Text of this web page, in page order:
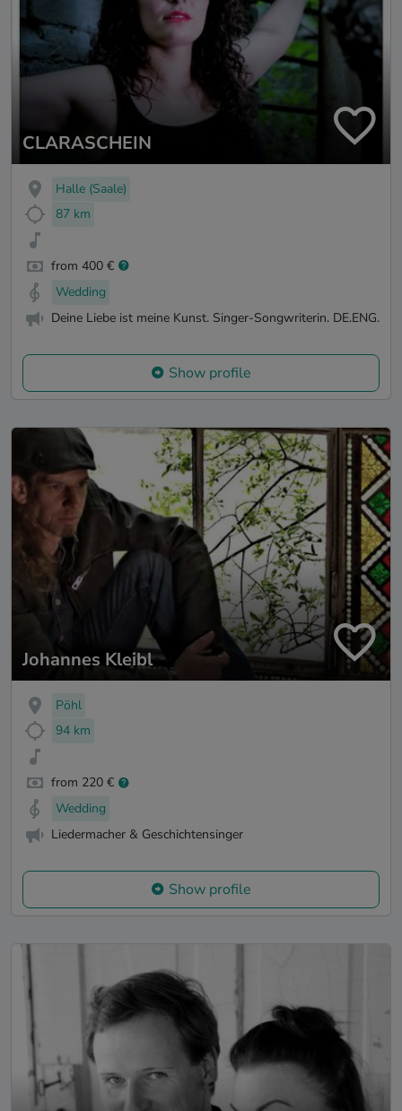
CLARASCHEIN
Halle (Saale)
87 km
from 400 €
Wedding
Deine Liebe ist meine Kunst. Singer-Songwriterin. DE.ENG.
Show profile
Johannes Kleibl
Pöhl
94 km
from 220 €
Wedding
Liedermacher & Geschichtensinger
Show profile